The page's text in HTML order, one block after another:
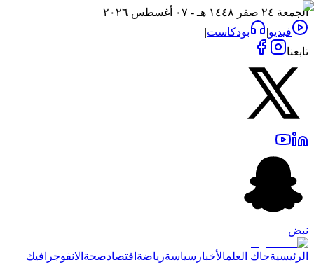
الجمعة ٢٤ صفر ١٤٤٨ هـ - ٠٧ أغسطس ٢٠٢٦
فيديو| بودكاست|
تابعنا
نبض
الرئيسيةجاك العلمالأخبار سياسةرياضةاقتصادصحةالانفوجرافيك